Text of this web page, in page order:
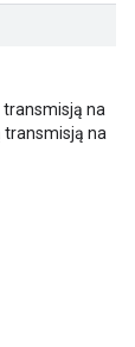
na
transmisją na